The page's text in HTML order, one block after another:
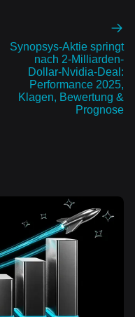
Synopsys-Aktie springt
nach 2-Milliarden-
Dollar-Nvidia-Deal:
Performance 2025,
Klagen, Bewertung &
Prognose